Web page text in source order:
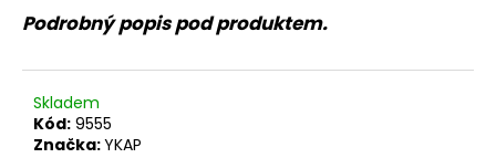
Podrobný popis pod produktem.
Skladem
Kód: 9555
Značka:YKAP
j
m
e